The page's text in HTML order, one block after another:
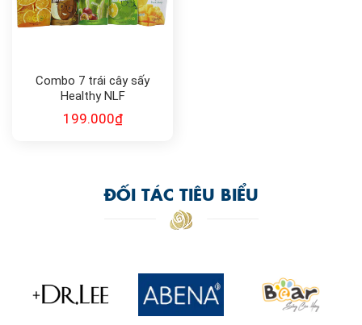
Combo 7 trái cây sấy
Healthy NLF
199.000₫
ĐỐI TÁC TIÊU BIỂU